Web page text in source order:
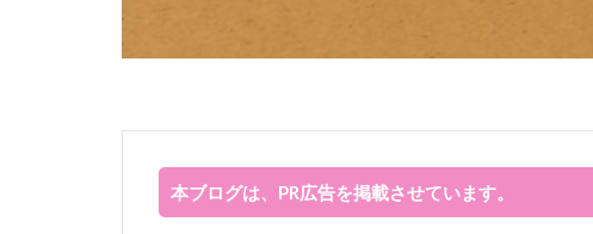
本ブログは、PR広告を掲載させています。